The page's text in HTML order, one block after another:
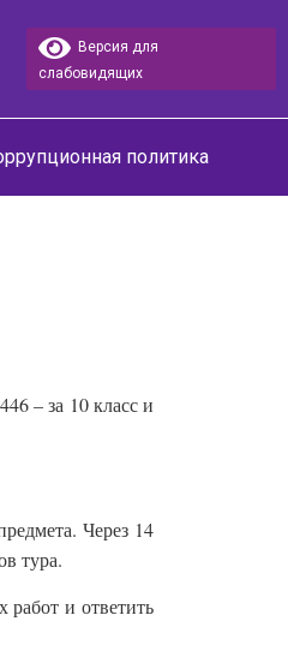
Версия для
слабовидящих
политика
– за 10 класс и
Через 14
тура.
работ и ответить